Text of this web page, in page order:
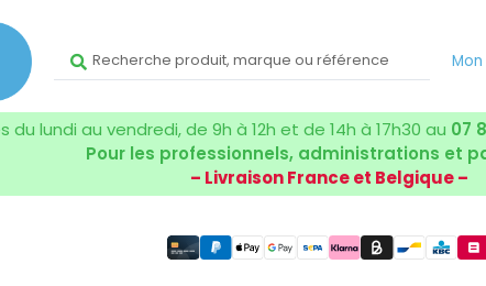
lundi au vendredi, de 9h à 12h et de 14h à 17h30 au 07
Pour les professionnels, administrations et
– Livraison France et Belgique –